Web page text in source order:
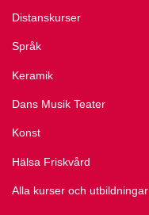
Distanskurser
Språk
Keramik
Dans Musik Teater
Konst
Hälsa Friskvård
Alla kurser och utbildningar